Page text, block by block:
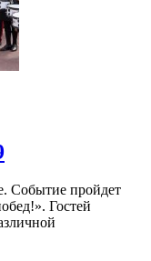
Событие пройдет
Гостей